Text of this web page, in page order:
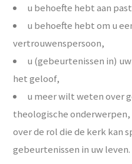
u behoefte hebt aan
u behoefte hebt om u
vertrouwenspersoon,
u (gebeurtenissen in)
het geloof,
u meer wilt weten over
theologische
over de rol die de kerk kan
gebeurtenissen in uw leven.